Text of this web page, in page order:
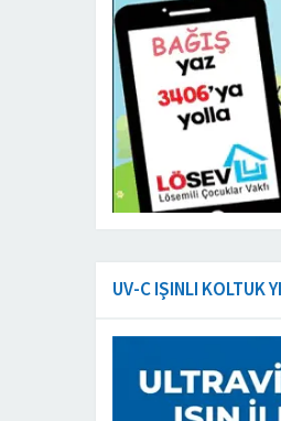
UV-C IŞINLI KOLTUK